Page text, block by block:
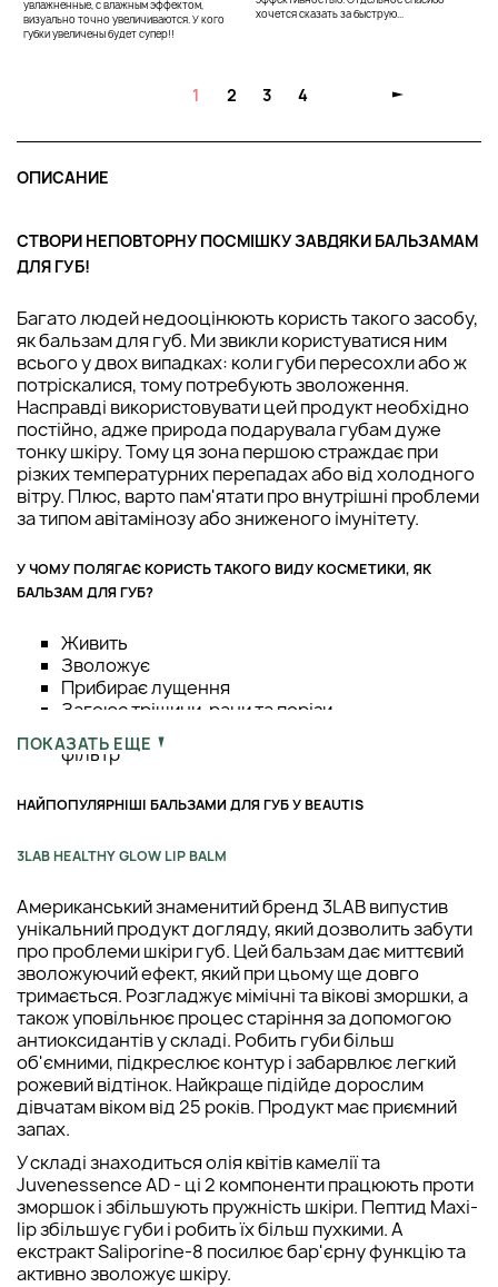
увлажненные, с влажным эффектом,
визуально точно увеличиваются. У кого
губки увеличены будет супер!!
хочется сказать за быструю...
1 2 3 4
ОПИСАНИЕ
СТВОРИ НЕПОВТОРНУ ПОСМІШКУ ЗАВДЯКИ БАЛЬЗАМАМ
ДЛЯ ГУБ!
Багато людей недооцінюють користь такого засобу,
як бальзам для губ. Ми звикли користуватися ним
всього у двох випадках: коли губи пересохли або ж
потріскалися, тому потребують зволоження.
Насправді використовувати цей продукт необхідно
постійно, адже природа подарувала губам дуже
тонку шкіру. Тому ця зона першою страждає при
різких температурних перепадах або від холодного
вітру. Плюс, варто пам'ятати про внутрішні проблеми
за типом авітамінозу або зниженого імунітету.
У ЧОМУ ПОЛЯГАЄ КОРИСТЬ ТАКОГО ВИДУ КОСМЕТИКИ, ЯК
БАЛЬЗАМ ДЛЯ ГУБ?
Живить
Зволожує
Прибирає лущення
Загоює тріщини, рани та порізи
Дає захист від УФ-променів, якщо має SPF-
фільтр
НАЙПОПУЛЯРНІШІ БАЛЬЗАМИ ДЛЯ ГУБ У BEAUTIS
3LAB HEALTHY GLOW LIP BALM
Американський знаменитий бренд 3LAB випустив
унікальний продукт догляду, який дозволить забути
про проблеми шкіри губ. Цей бальзам дає миттєвий
зволожуючий ефект, який при цьому ще довго
тримається. Розгладжує мімічні та вікові зморшки, а
також уповільнює процес старіння за допомогою
антиоксидантів у складі. Робить губи більш
об'ємними, підкреслює контур і забарвлює легкий
рожевий відтінок. Найкраще підійде дорослим
дівчатам віком від 25 років. Продукт має приємний
запах.
У складі знаходиться олія квітів камелії та
Juvenessence AD ​​- ці 2 компоненти працюють проти
зморшок і збільшують пружність шкіри. Пептид Maxi-
lip збільшує губи і робить їх більш пухкими. А
екстракт Saliporine-8 посилює бар'єрну функцію та
активно зволожує шкіру.
ПОКАЗАТЬ ЕЩЕ